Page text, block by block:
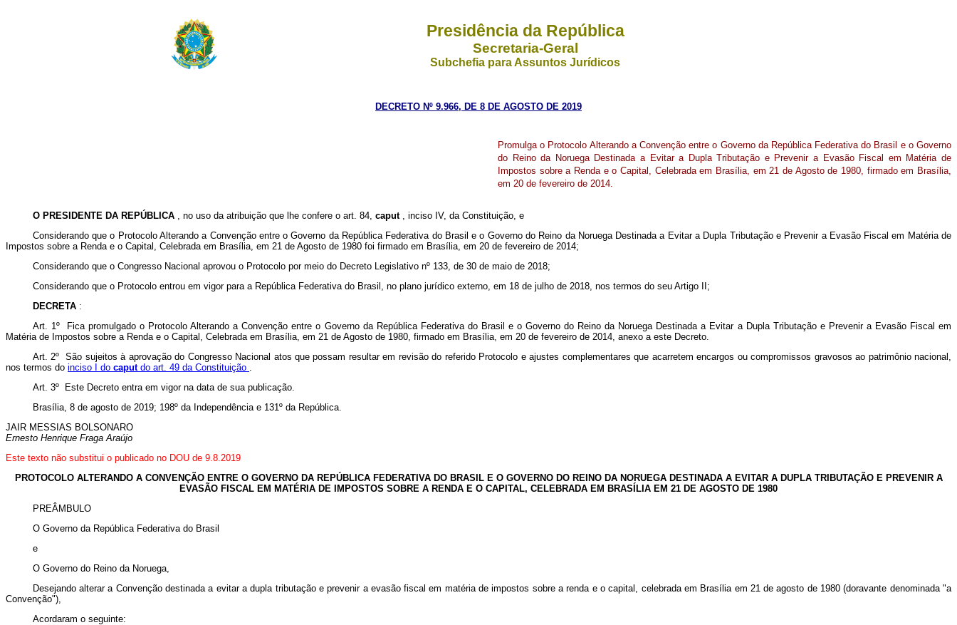
Presidência da República
Secretaria-Geral
Subchefia para Assuntos Jurídicos
DECRETO Nº 9.966, DE 8 DE AGOSTO DE 2019
Promulga o Protocolo Alterando a Convenção entre o Governo da República Federativa do Brasil e o Governo
do Reino da Noruega Destinada a Evitar a Dupla Tributação e Prevenir a Evasão Fiscal em Matéria de
Impostos sobre a Renda e o Capital, Celebrada em Brasília, em 21 de Agosto de 1980, firmado em Brasília,
em 20 de fevereiro de 2014.
O PRESIDENTE DA REPÚBLICA , no uso da atribuição que lhe confere o art. 84, caput , inciso IV, da Constituição, e
Considerando que o Protocolo Alterando a Convenção entre o Governo da República Federativa do Brasil e o Governo do Reino da Noruega Destinada a Evitar a Dupla Tributação e Prevenir a Evasão Fiscal em Matéria de
Impostos sobre a Renda e o Capital, Celebrada em Brasília, em 21 de Agosto de 1980 foi firmado em Brasília, em 20 de fevereiro de 2014;
Considerando que o Congresso Nacional aprovou o Protocolo por meio do Decreto Legislativo nº 133, de 30 de maio de 2018;
Considerando que o Protocolo entrou em vigor para a República Federativa do Brasil, no plano jurídico externo, em 18 de julho de 2018, nos termos do seu Artigo II;
DECRETA :
Art. 1º Fica promulgado o Protocolo Alterando a Convenção entre o Governo da República Federativa do Brasil e o Governo do Reino da Noruega Destinada a Evitar a Dupla Tributação e Prevenir a Evasão Fiscal em
Matéria de Impostos sobre a Renda e o Capital, Celebrada em Brasília, em 21 de Agosto de 1980, firmado em Brasília, em 20 de fevereiro de 2014, anexo a este Decreto.
Art. 2º São sujeitos à aprovação do Congresso Nacional atos que possam resultar em revisão do referido Protocolo e ajustes complementares que acarretem encargos ou compromissos gravosos ao patrimônio nacional,
nos termos do inciso I do caput do art. 49 da Constituição .
Art. 3º Este Decreto entra em vigor na data de sua publicação.
Brasília, 8 de agosto de 2019; 198º da Independência e 131º da República.
JAIR MESSIAS BOLSONARO
Ernesto Henrique Fraga Araújo
Este texto não substitui o publicado no DOU de 9.8.2019
PROTOCOLO ALTERANDO A CONVENÇÃO ENTRE O GOVERNO DA REPÚBLICA FEDERATIVA DO BRASIL E O GOVERNO DO REINO DA NORUEGA DESTINADA A EVITAR A DUPLA TRIBUTAÇÃO E PREVENIR A
EVASÃO FISCAL EM MATÉRIA DE IMPOSTOS SOBRE A RENDA E O CAPITAL, CELEBRADA EM BRASÍLIA EM 21 DE AGOSTO DE 1980
PREÂMBULO
O Governo da República Federativa do Brasil
e
O Governo do Reino da Noruega,
Desejando alterar a Convenção destinada a evitar a dupla tributação e prevenir a evasão fiscal em matéria de impostos sobre a renda e o capital, celebrada em Brasília em 21 de agosto de 1980 (doravante denominada "a
Convenção"),
Acordaram o seguinte: